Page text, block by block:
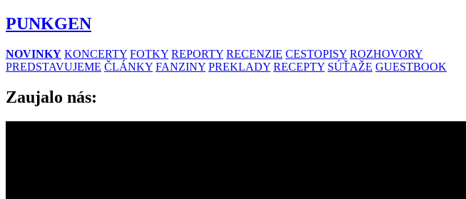
PUNKGEN
NOVINKY KONCERTY FOTKY REPORTY RECENZIE CESTOPISY ROZHOVORY
PREDSTAVUJEME ČLÁNKY FANZINY PREKLADY RECEPTY SÚŤAŽE GUESTBOOK
Zaujalo nás: